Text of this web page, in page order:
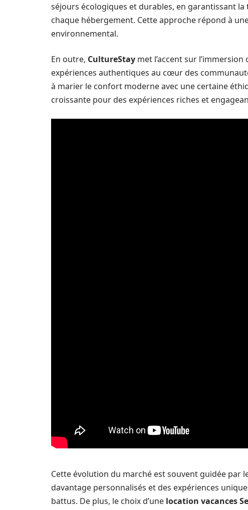
séjours écologiques et durables, en garantissant
chaque hébergement. Cette approche répond à
environnemental.
En outre, CultureStay met l’accent sur
expériences authentiques au cœur des
à marier le confort moderne avec une certaine
croissante pour des expériences riches et
Cette évolution du marché est souvent guidée par
davantage personnalisés et des expériences
battus. De plus, le choix d’une location vacances